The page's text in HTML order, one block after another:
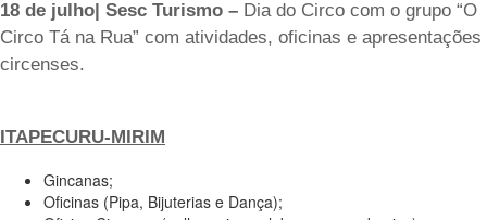
18 de julho| Sesc Turismo – Dia do Circo com o grupo “O
Circo Tá na Rua” com atividades, oficinas e apresentações
circenses.
ITAPECURU-MIRIM
Gincanas;
Oficinas (Pipa, Bijuterias e Dança);